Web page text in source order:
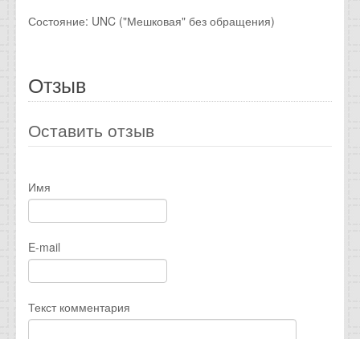
Состояние: UNC ("Мешковая" без обращения)
Отзыв
Оставить отзыв
Имя
E-mail
Текст комментария